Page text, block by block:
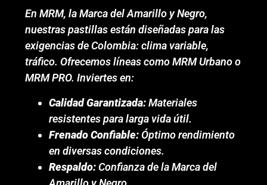
En MRM, la Marca del Amarillo y Negro,
nuestras pastillas están diseñadas para las
exigencias de Colombia: clima variable,
tráfico. Ofrecemos líneas como MRM Urbano o
MRM PRO. Inviertes en:
Calidad Garantizada:Materiales
resistentes para larga vida útil.
Frenado Confiable:Óptimo rendimiento
en diversas condiciones.
Respaldo:Confianza de la Marca del